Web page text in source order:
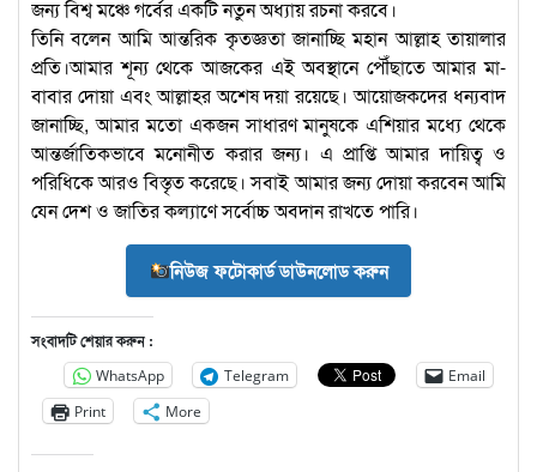
জন্য বিশ্ব মঞ্চে গর্বের একটি নতুন অধ্যায় রচনা করবে।
তিনি বলেন আমি আন্তরিক কৃতজ্ঞতা জানাচ্ছি মহান আল্লাহ তায়ালার
প্রতি।আমার শূন্য থেকে আজকের এই অবস্থানে পৌঁছাতে আমার মা-
বাবার দোয়া এবং আল্লাহর অশেষ দয়া রয়েছে। আয়োজকদের ধন্যবাদ
জানাচ্ছি, আমার মতো একজন সাধারণ মানুষকে এশিয়ার মধ্যে থেকে
আন্তর্জাতিকভাবে মনোনীত করার জন্য। এ প্রাপ্তি আমার দায়িত্ব ও
পরিধিকে আরও বিস্তৃত করেছে। সবাই আমার জন্য দোয়া করবেন আমি
যেন দেশ ও জাতির কল্যাণে সর্বোচ্চ অবদান রাখতে পারি।
নিউজ ফটোকার্ড ডাউনলোড করুন
সংবাদটি শেয়ার করুন :
WhatsApp Telegram
Email
Print
More